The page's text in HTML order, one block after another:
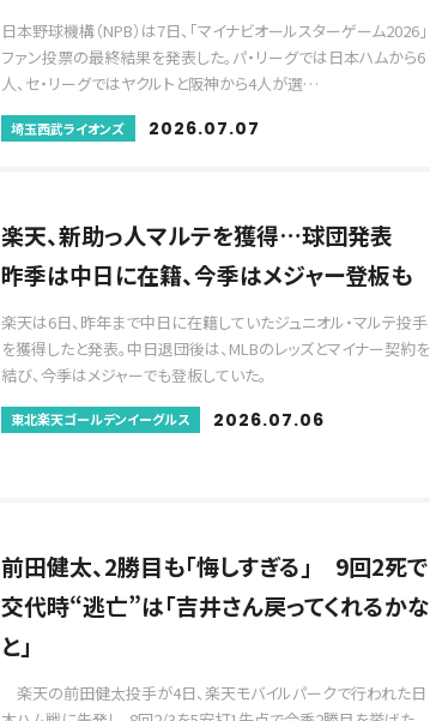
日本野球機構（NPB）は7日、「マイナビオールスターゲーム2026」
ファン投票の最終結果を発表した。パ・リーグでは日本ハムから6
人、セ・リーグではヤクルトと阪神から4人が選…
埼玉西武ライオンズ 2026.07.07
楽天、新助っ人マルテを獲得…球団発表
昨季は中日に在籍、今季はメジャー登板も
楽天は6日、昨年まで中日に在籍していたジュニオル・マルテ投手
を獲得したと発表。中日退団後は、MLBのレッズとマイナー契約を
結び、今季はメジャーでも登板していた。
東北楽天ゴールデンイーグルス 2026.07.06
前田健太、2勝目も「悔しすぎる」 9回2死で
交代時“逃亡”は「吉井さん戻ってくれるかな
と」
楽天の前田健太投手が4日、楽天モバイルパークで行われた日